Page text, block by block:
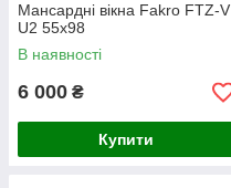
Мансардні вікна Fakro FTZ-V
U2 55х98
В наявності
6 000 ₴
Купити